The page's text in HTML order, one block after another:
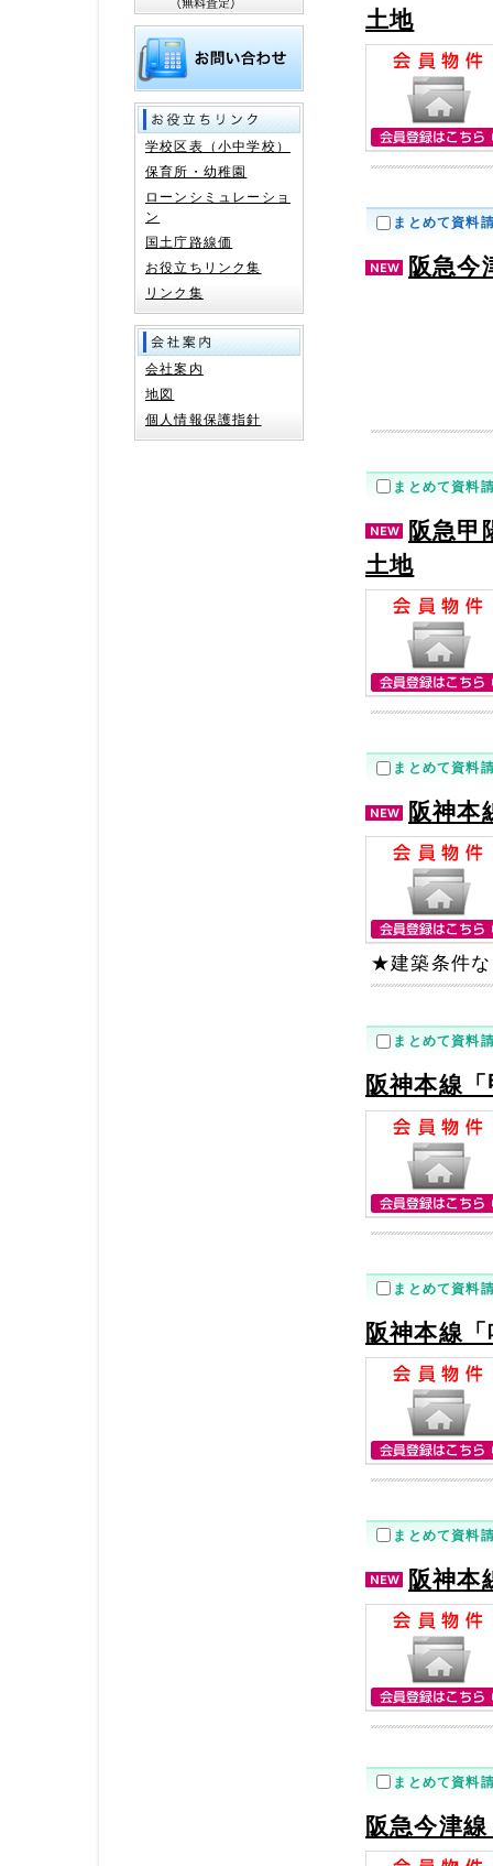
土地
まとめて資料
阪急今
まとめて資料
阪急甲
土地
まとめて資料
阪神本
★建築条件
まとめて資料
阪神本線
まとめて資料
阪神本線
まとめて資料
阪神本
まとめて資料
阪急今津
学校区表（小中学校）
保育所・幼稚園
ローンシミュレーショ
ン
国土庁路線価
お役立ちリンク集
リンク集
会社案内
地図
個人情報保護指針